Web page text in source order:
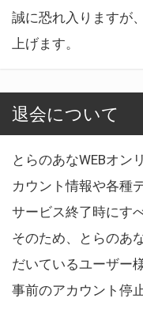
誠に恐れ入りますが
上げます。
退会について
とらのあなWEBオン
カウント情報や各種
サービス終了時にす
そのため、とらのあ
だいているユーザー
事前のアカウント停